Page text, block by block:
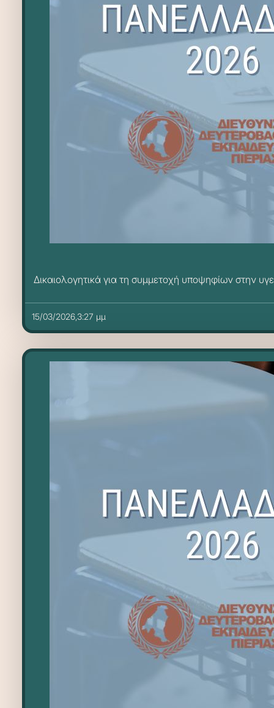
Δικαιολογητικά για τη συμμετοχή υποψηφίων στην
15/03/2026,3:27 μμ